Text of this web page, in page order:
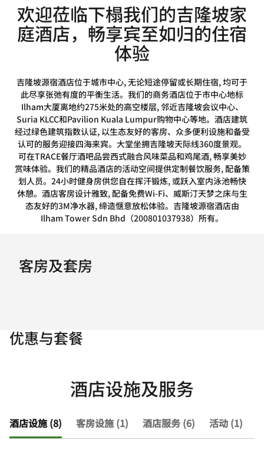
欢迎莅临下榻我们的吉隆坡家
庭酒店，畅享宾至如归的住宿
体验
吉隆坡源宿酒店位于城市中心, 无论短途停留或长期住宿, 均可于
此尽享张弛有度的平衡生活。我们的商务酒店位于市中心地标
Ilham大厦离地约275米处的高空楼层, 邻近吉隆坡会议中心、
Suria KLCC和Pavilion Kuala Lumpur购物中心等地。酒店建筑
经过绿色建筑指数认证, 以生态友好的客房、众多便利设施和备受
认可的服务迎接四海来宾。大堂坐拥吉隆坡天际线360度景观。
可在TRACE餐厅酒吧品尝西式融合风味菜品和鸡尾酒, 畅享美妙
赏味体验。我们的精品酒店的活动空间提供定制餐饮服务, 配备策
划人员。24小时健身房供您自在挥汗锻炼, 或跃入室内泳池畅快
休憩。酒店客房设计雅致, 配备免费Wi-Fi、威斯汀天梦之床与生
态友好的3M净水器, 缔造惬意放松体验。吉隆坡源宿酒店由
Ilham Tower Sdn Bhd（200801037938）所有。
客房及套房
优惠与套餐
酒店设施及服务
酒店设施 (8) 客房设施 (1) 酒店服务 (6) 活动 (1)